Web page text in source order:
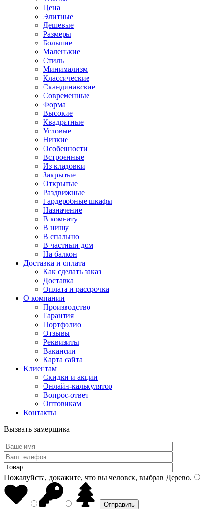
Цена
Элитные
Дешевые
Размеры
Большие
Маленькие
Стиль
Минимализм
Классические
Скандинавские
Современные
Форма
Высокие
Квадратные
Угловые
Низкие
Особенности
Встроенные
Из кладовки
Закрытые
Открытые
Раздвижные
Гардеробные шкафы
Назначение
В комнату
В нишу
В спальню
В частный дом
На балкон
Доставка и оплата
Как сделать заказ
Доставка
Оплата и рассрочка
О компании
Производство
Гарантия
Портфолио
Отзывы
Реквизиты
Вакансии
Карта сайта
Клиентам
Скидки и акции
Онлайн-калькулятор
Вопрос-ответ
Оптовикам
Контакты
Вызвать замерщика
Пожалуйста, докажите, что вы человек, выбрав Дерево.